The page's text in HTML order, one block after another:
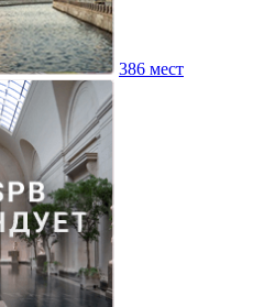
386 мест